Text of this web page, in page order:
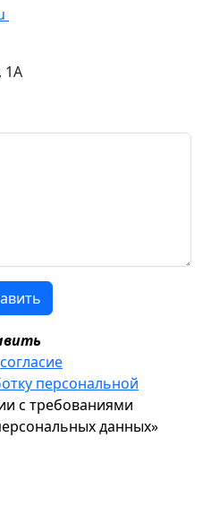
1А
согласие
персональной
с требованиями
данных»